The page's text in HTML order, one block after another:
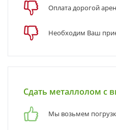
Оплата дорогой
Необходим Ваш
Сдать металлолом с
Мы возьмем